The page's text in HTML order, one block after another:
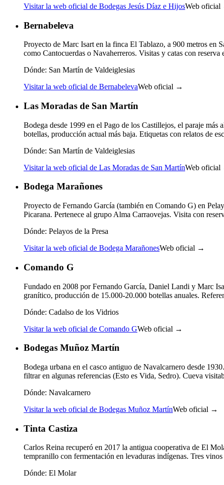
Visitar la web oficial de Bodegas Jesús Díaz e HijosWeb oficial
Bernabeleva
Proyecto de Marc Isart en la finca El Tablazo, a 900 metros en
como Cantocuerdas o Navaherreros. Visitas y catas con reserva
Dónde: San Martín de Valdeiglesias
Visitar la web oficial de BernabelevaWeb oficial →
Las Moradas de San Martín
Bodega desde 1999 en el Pago de los Castillejos, el paraje
botellas, producción actual más baja. Etiquetas con relatos de
Dónde: San Martín de Valdeiglesias
Visitar la web oficial de Las Moradas de San MartínWeb oficial
Bodega Marañones
Proyecto de Fernando García (también en Comando G) en
Picarana. Pertenece al grupo Alma Carraovejas. Visita con
Dónde: Pelayos de la Presa
Visitar la web oficial de Bodega MarañonesWeb oficial →
Comando G
Fundado en 2008 por Fernando García, Daniel Landi y Marc
granítico, producción de 15.000-20.000 botellas anuales.
Dónde: Cadalso de los Vidrios
Visitar la web oficial de Comando GWeb oficial →
Bodegas Muñoz Martín
Bodega urbana en el casco antiguo de Navalcarnero desde
filtrar en algunas referencias (Esto es Vida, Sedro). Cueva
Dónde: Navalcarnero
Visitar la web oficial de Bodegas Muñoz MartínWeb oficial →
Tinta Castiza
Carlos Reina recuperó en 2017 la antigua cooperativa de El
tempranillo con fermentación en levaduras indígenas. Tres
Dónde: El Molar